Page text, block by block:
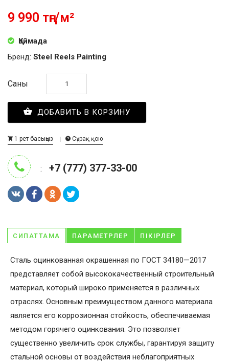
9 990 тңг/м²
Қоймада
Бренд: Steel Reels Painting
Саны
ДОБАВИТЬ В КОРЗИНУ
1 рет басыңыз Сұрақ қою
: +7 (777) 377-33-00
СИПАТТАМА ПАРАМЕТРЛЕР ПІКІРЛЕР
Сталь оцинкованная окрашенная по ГОСТ 34180—2017
представляет собой высококачественный строительный
материал, который широко применяется в различных
отраслях. Основным преимуществом данного материала
является его коррозионная стойкость, обеспечиваемая
методом горячего оцинкования. Это позволяет
существенно увеличить срок службы, гарантируя защиту
стальной основы от воздействия неблагоприятных